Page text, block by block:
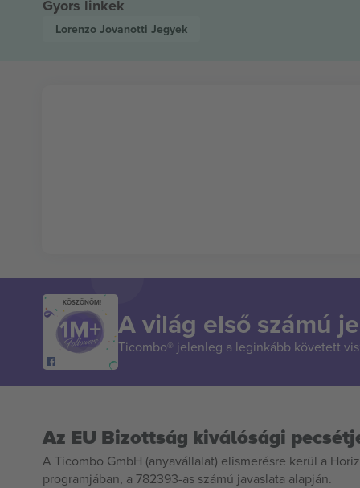
Gyors linkek
Lorenzo Jovanotti Jegyek
KÖSZÖNÖM!
A világ első számú
Ticombo® jelenleg a leginkább követett
Az EU Bizottság kiválósági
A Ticombo GmbH (anyavállalat) elismerésre kerül a
programjában, a 782393-as számú javaslata alapján.